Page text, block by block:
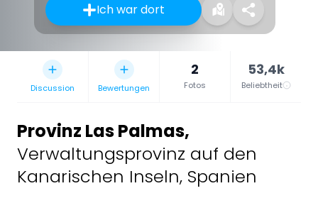
Ich war dort
Discussion Bewertungen
2
Fotos
53,4k
Beliebtheit
Provinz Las Palmas,
Verwaltungsprovinz auf den
Kanarischen Inseln, Spanien